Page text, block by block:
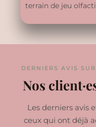
terrain de jeu
DERNIERS AVIS
Nos
Les derniers avis
ceux qui ont déjà